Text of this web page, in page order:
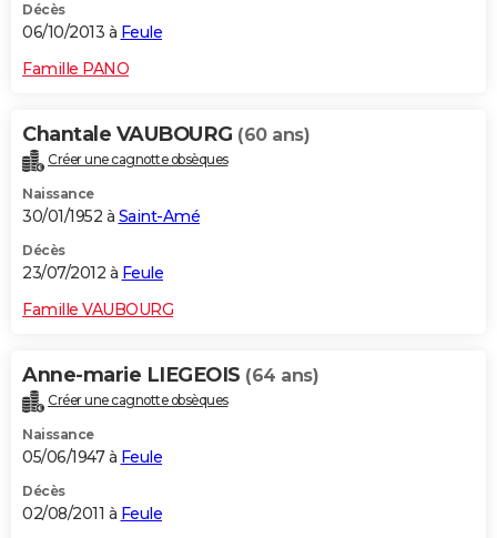
Décès
06/10/2013 à Feule
Famille PANO
Chantale VAUBOURG (60 ans)
Créer une cagnotte obsèques
Naissance
30/01/1952 à Saint-Amé
Décès
23/07/2012 à Feule
Famille VAUBOURG
Anne-marie LIEGEOIS (64 ans)
Créer une cagnotte obsèques
Naissance
05/06/1947 à Feule
Décès
02/08/2011 à Feule